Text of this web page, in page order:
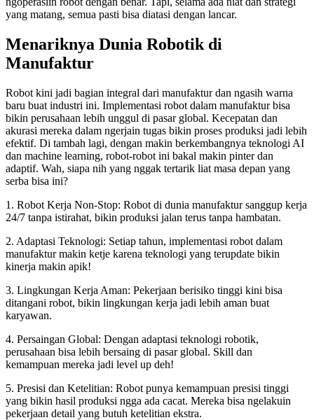
yang matang, semua pasti bisa diatasi dengan lancar.
Menariknya Dunia Robotik di
Manufaktur
Robot kini jadi bagian integral dari manufaktur dan ngasih warna
baru buat industri ini. Implementasi robot dalam manufaktur bisa
bikin perusahaan lebih unggul di pasar global. Kecepatan dan
akurasi mereka dalam ngerjain tugas bikin proses produksi jadi lebih
efektif. Di tambah lagi, dengan makin berkembangnya teknologi AI
dan machine learning, robot-robot ini bakal makin pinter dan
adaptif. Wah, siapa nih yang nggak tertarik liat masa depan yang
serba bisa ini?
1. Robot Kerja Non-Stop: Robot di dunia manufaktur sanggup kerja
24/7 tanpa istirahat, bikin produksi jalan terus tanpa hambatan.
2. Adaptasi Teknologi: Setiap tahun, implementasi robot dalam
manufaktur makin ketje karena teknologi yang terupdate bikin
kinerja makin apik!
3. Lingkungan Kerja Aman: Pekerjaan berisiko tinggi kini bisa
ditangani robot, bikin lingkungan kerja jadi lebih aman buat
karyawan.
4. Persaingan Global: Dengan adaptasi teknologi robotik,
perusahaan bisa lebih bersaing di pasar global. Skill dan
kemampuan mereka jadi level up deh!
5. Presisi dan Ketelitian: Robot punya kemampuan presisi tinggi
yang bikin hasil produksi ngga ada cacat. Mereka bisa ngelakuin
pekerjaan detail yang butuh ketelitian ekstra.